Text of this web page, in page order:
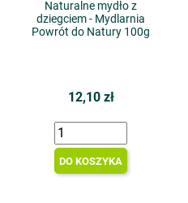
Naturalne mydło z
dziegciem - Mydlarnia
Powrót do Natury 100g
12,10 zł
DO KOSZYKA